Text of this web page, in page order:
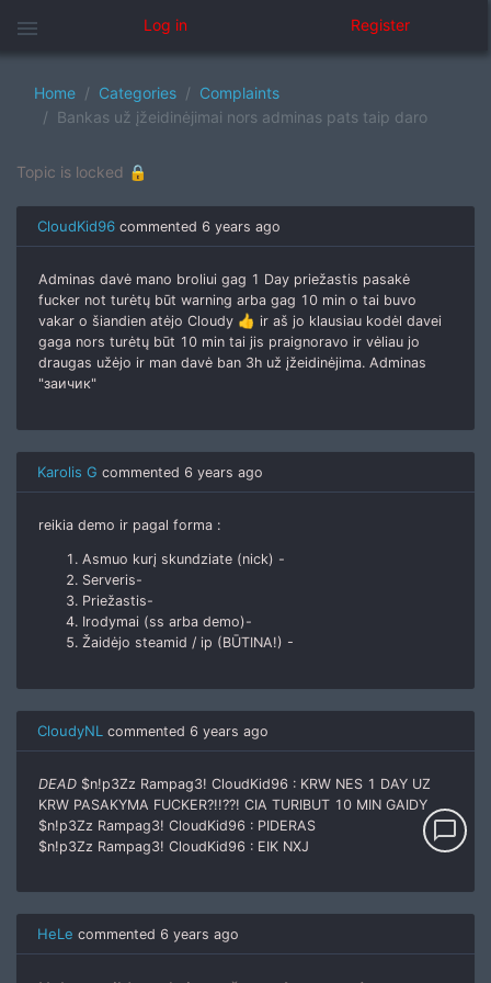
menu Log in Register
Home Categories
Complaints
Bankas už įžeidinėjimai nors adminas pats taip daro
Topic is locked 🔒
CloudKid96 commented 6 years ago
Adminas davė mano broliui gag 1 Day priežastis pasakė
fucker not turėtų būt warning arba gag 10 min o tai buvo
vakar o šiandien atėjo Cloudy 👍 ir aš jo klausiau kodėl davei
gaga nors turėtų būt 10 min tai jis praignoravo ir vėliau jo
draugas užėjo ir man davė ban 3h už įžeidinėjima. Adminas
"заичик"
Karolis G commented 6 years ago
reikia demo ir pagal forma :
Asmuo kurį skundziate (nick) -
Serveris-
Priežastis-
Irodymai (ss arba demo)-
Žaidėjo steamid / ip (BŪTINA!) -
CloudyNL commented 6 years ago
DEAD $n!p3Zz Rampag3! CloudKid96 : KRW NES 1 DAY UZ
KRW PASAKYMA FUCKER?!!??! CIA TURIBUT 10 MIN GAIDY
$n!p3Zz Rampag3! CloudKid96 : PIDERAS
$n!p3Zz Rampag3! CloudKid96 : EIK NXJ
HeLe commented 6 years ago
chat_bubble_outline